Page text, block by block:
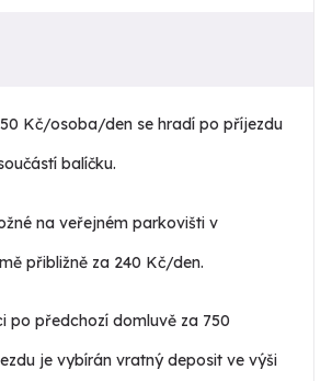
Kč/osoba/den se hradí po příjezdu
balíčku.
na veřejném parkovišti v
přibližně za 240 Kč/den.
po předchozí domluvě za 750
je vybírán vratný deposit ve výši